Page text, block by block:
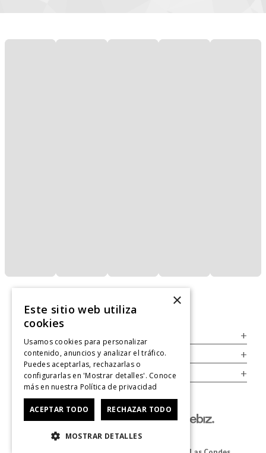
+
Legal +
Cuenta +
×
Este sitio web utiliza
cookies
Usamos cookies para personalizar
contenido, anuncios y analizar el tráfico.
Puedes aceptarlas, rechazarlas o
configurarlas en 'Mostrar detalles'. Conoce
más en nuestra Política de privacidad
ACEPTAR TODO RECHAZAR TODO
MOSTRAR DETALLES